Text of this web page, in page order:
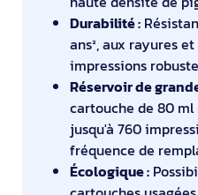
Durabilité :
ans², aux rayures
impressions
Réservoir de
cartouche de 80
jusqu'à 760
fréquence de
Écologique :